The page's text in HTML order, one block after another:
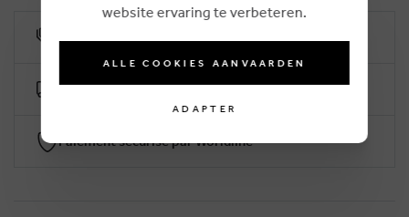
10% remise de fidélité
Livraison gratuite dès €50 (2-4 jours ouvrables)
Paiement sécurisé par Worldline
website ervaring te verbeteren.
ALLE COOKIES AANVAARDEN
ADAPTER